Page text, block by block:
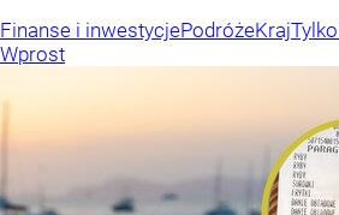
Finanse i inwestycjePodróżeKraj
Wprost